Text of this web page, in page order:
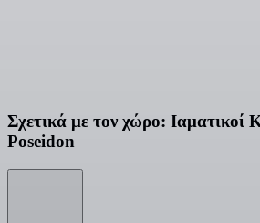
Σχετικά με τον χώρο: Ιαματικοί
Poseidon